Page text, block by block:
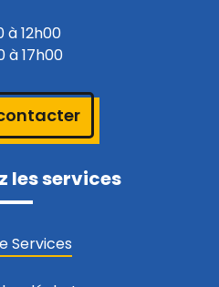
à 12h00
à 17h00
les services
Services